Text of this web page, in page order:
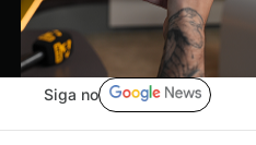
Siga no